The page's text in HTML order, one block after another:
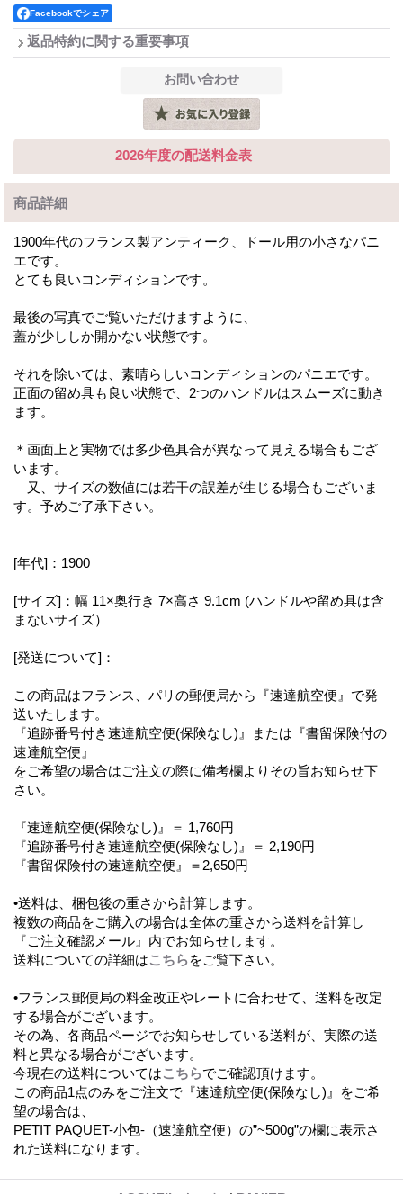
Facebookでシェア
返品特約に関する重要事項
2026年度の配送料金表
商品詳細
1900年代のフランス製アンティーク、ドール用の小さなパニ
エです。
とても良いコンディションです。
最後の写真でご覧いただけますように、
蓋が少ししか開かない状態です。
それを除いては、素晴らしいコンディションのパニエです。
正面の留め具も良い状態で、2つのハンドルはスムーズに動き
ます。
＊画面上と実物では多少色具合が異なって見える場合もござ
います。
又、サイズの数値には若干の誤差が生じる場合もございま
す。予めご了承下さい。
[年代]：1900
[サイズ]：幅 11×奥行き 7×高さ 9.1cm (ハンドルや留め具は含
まないサイズ）
[発送について]：
この商品はフランス、パリの郵便局から『速達航空便』で発
送いたします。
『追跡番号付き速達航空便(保険なし)』または『書留保険付の
速達航空便』
をご希望の場合はご注文の際に備考欄よりその旨お知らせ下
さい。
『速達航空便(保険なし)』＝ 1,760円
『追跡番号付き速達航空便(保険なし)』＝ 2,190円
『書留保険付の速達航空便』＝2,650円
•送料は、梱包後の重さから計算します。
複数の商品をご購入の場合は全体の重さから送料を計算し
『ご注文確認メール』内でお知らせします。
送料についての詳細はこちらをご覧下さい。
•フランス郵便局の料金改正やレートに合わせて、送料を改定
する場合がございます。
その為、各商品ページでお知らせしている送料が、実際の送
料と異なる場合がございます。
今現在の送料についてはこちらでご確認頂けます。
この商品1点のみをご注文で『速達航空便(保険なし)』をご希
望の場合は、
PETIT PAQUET-小包-（速達航空便）の”~500g”の欄に表示さ
れた送料になります。